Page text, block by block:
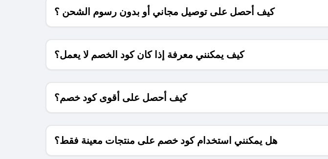
كيف أحصل على توصيل مجاني أو بدون رسوم الشحن ؟
كيف يمكنني معرفة إذا كان كود الخصم لا يعمل؟
كيف أحصل على أقوى كود خصم؟
هل يمكنني استخدام كود خصم على منتجات معينة فقط؟